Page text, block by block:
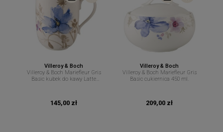
Villeroy & Boch
Villeroy & Boch Mariefleur Gris
Basic kubek do kawy Latte
145,00 zł
Villeroy & Boch
Villeroy & Boch Mariefleur Gris
Basic cukiernica 450 ml.
209,00 zł